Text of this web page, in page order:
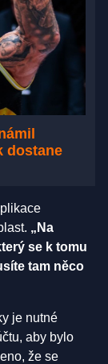
dostane
„Na
se k tomu
tam něco
je nutné
aby bylo
že se